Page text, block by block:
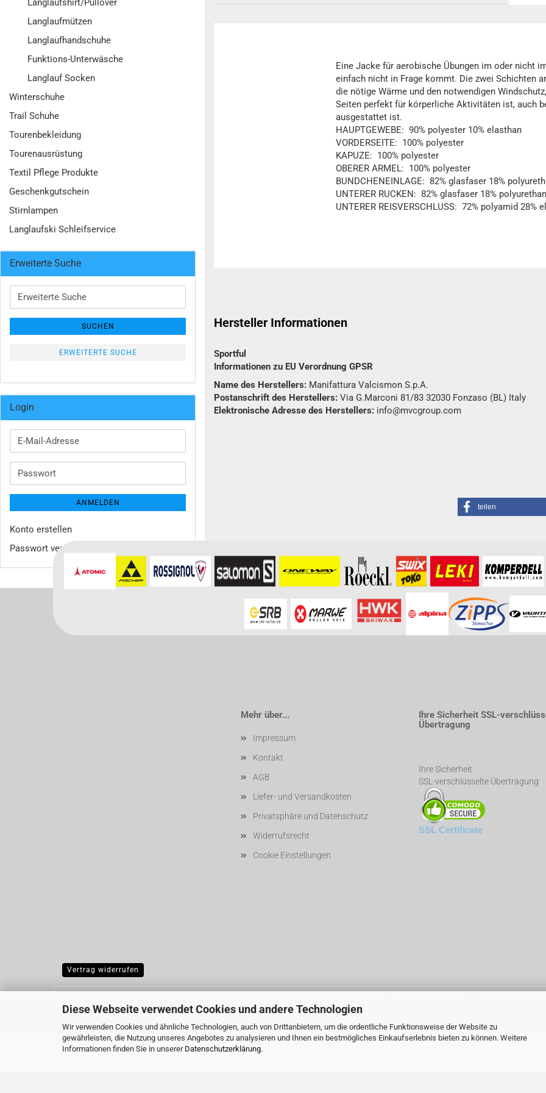
Diese Webseite verwendet Cookies und andere Technologien
Wir verwenden Cookies und ähnliche Technologien, auch von Drittanbietern, um die ordentliche Funktionsweise der Website zu
gewährleisten, die Nutzung unseres Angebotes zu analysieren und Ihnen ein bestmögliches Einkaufserlebnis bieten zu können. Weitere
Informationen finden Sie in unserer Datenschutzerklärung.
Eine Jacke für aerobische Übungen im oder nicht
einfach nicht in Frage kommt. Die zwei Schichten
die nötige Wärme und den notwendigen
Seiten perfekt für körperliche Aktivitäten ist, auch
ausgestattet ist.
HAUPTGEWEBE: 90% polyester 10% elasthan
VORDERSEITE: 100% polyester
KAPUZE: 100% polyester
OBERER ARMEL: 100% polyester
BUNDCHENEINLAGE: 82% glasfaser 18%
UNTERER RUCKEN: 82% glasfaser 18% polyurethan
UNTERER REISVERSCHLUSS: 72% polyamid 28%
Hersteller Informationen
Sportful
Informationen zu EU Verordnung GPSR
Name des Herstellers: Manifattura Valcismon S.p.A.
Postanschrift des Herstellers: Via G.Marconi 81/83 32030 Fonzaso (BL) Italy
Elektronische Adresse des Herstellers: info@mvcgroup.com
teilen
Für weitere Informationen besuchen Sie bitte dieHomepagezu diesem Artikel.
Langlaufshirt/Pullover
Langlaufmützen
Langlaufhandschuhe
Funktions-Unterwäsche
Langlauf Socken
Winterschuhe
Trail Schuhe
Tourenbekleidung
Tourenausrüstung
Textil Pflege Produkte
Geschenkgutschein
Stirnlampen
Langlaufski Schleifservice
Erweiterte Suche
Erweiterte
Suche
SUCHEN
ERWEITERTE SUCHE
Login
E-
Mail-
Passwort
ANMELDEN
Konto erstellen
Passwort vergessen?
Mehr über...
Impressum
Kontakt
AGB
Liefer- und Versandkosten
Privatsphäre und Datenschutz
Widerrufsrecht
Cookie Einstellungen
Ihre Sicherheit SSL-
Übertragung
Ihre Sicherheit
SSL-verschlüsselte Übertragung
SSL Certificate
Vertrag widerrufen